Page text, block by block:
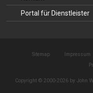
Portal für Dienstleister
Sitemap Impressum
Copyright © 2000-2026 by John